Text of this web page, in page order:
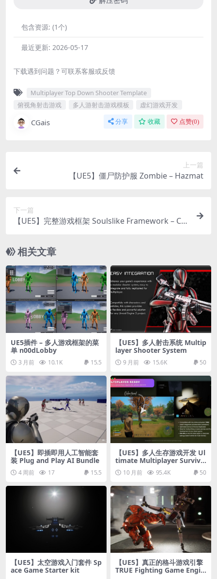
包含资源: (1个)
最近更新: 2026-05-17
下载遇到问题？可联系客服或反馈
Multiplayer Top Down Shooter Template
俯视角射击游戏
多人游射击游戏模板 虚幻游戏开发
CGais 分享 收藏 点赞(0)
上一篇
【UE5】僵尸防护服 Zombie – Hazmat
下一篇
【UE5】完整游戏框架 Soulslike Framework – Co
相关文章
UE5插件 – 多人游戏框架的菜
单 n00dLobby
3 月前 10.1K 15.5
【UE5】多人射击系统 Multip
layer Shooter System
9 月前 15.6K 50
【UE5】即插即用人工智能套
装 Plug and Play AI Bundle
4 周前 17 15.5
【UE5】多人生存游戏开发 Ul
timate Multiplayer Survival
Pack V6
10 月前 95.4K 50
【UE5】太空游戏入门套件 Sp
ace Game Starter kit
【UE5】真正的格斗游戏引擎
TRUE Fighting Game Engin